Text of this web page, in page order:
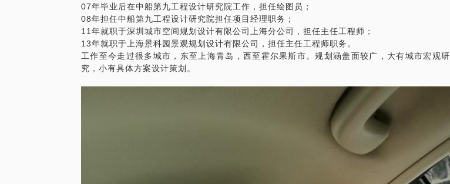
07年毕业后在中船第九工程设计研究院工作，担任绘图员；
08年担任中船第九工程设计研究院担任项目经理职务；
11年就职于深圳城市空间规划设计有限公司上海分公司，担任主任工程师；
13年就职于上海景科园景观规划设计有限公司，担任主任工程师职务。
工作至今走过很多城市，东至上海青岛，西至霍尔果斯市。规划涵盖面较广，大有城市宏观研
究，小有具体方案设计策划。